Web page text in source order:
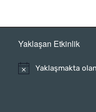
Yaklaşan Etkinlik
Yaklaşmakta